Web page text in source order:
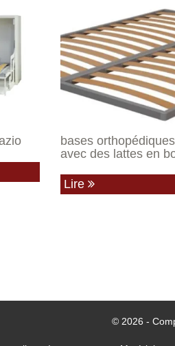
bases
avec des lattes en
Lire
© 2026 -